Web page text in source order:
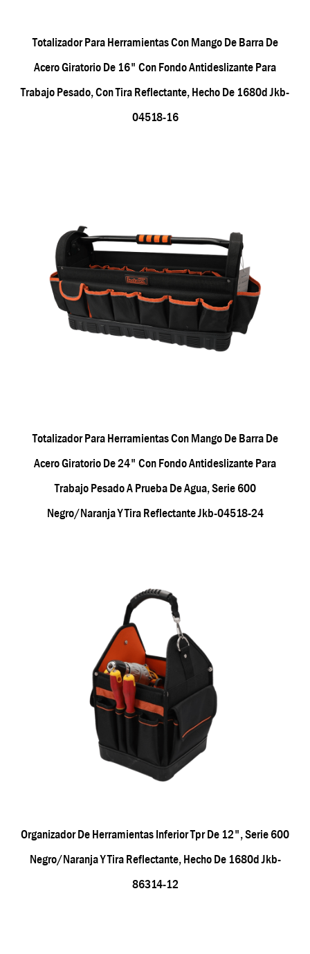
Totalizador Para Herramientas Con Mango De Barra De
Acero Giratorio De 16" Con Fondo Antideslizante Para
Trabajo Pesado, Con Tira Reflectante, Hecho De 1680d Jkb-
04518-16
Totalizador Para Herramientas Con Mango De Barra De
Acero Giratorio De 24" Con Fondo Antideslizante Para
Trabajo Pesado A Prueba De Agua, Serie 600
Negro/naranja Y Tira Reflectante Jkb-04518-24
Organizador De Herramientas Inferior Tpr De 12", Serie 600
Negro/naranja Y Tira Reflectante, Hecho De 1680d Jkb-
86314-12